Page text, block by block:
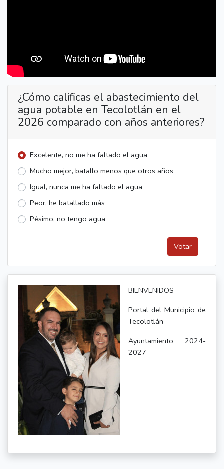
¿Cómo calificas el abastecimiento del
agua potable en Tecolotlán en el
2026 comparado con años anteriores?
Excelente, no me ha faltado el agua
Mucho mejor, batallo menos que otros años
Igual, nunca me ha faltado el agua
Peor, he batallado más
Pésimo, no tengo agua
Votar
BIENVENIDOS
Portal del Municipio de
Tecolotlán
Ayuntamiento 2024-
2027